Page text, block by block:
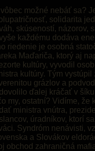
možné nebáť sa?
solidarita
skúseností, názorov,
každému dodáva
riedenie je osobná
Maďariča, ktorý aj
kultúry, vyvodil
kultúry. Tým
grázlov a
ďalej kráčať v
my, ostatní? Vidíme, že
ministra vnútra,
úradníkov, ktorí
Syndróm nenávisti,
a Slovákov
obchod zahraničná